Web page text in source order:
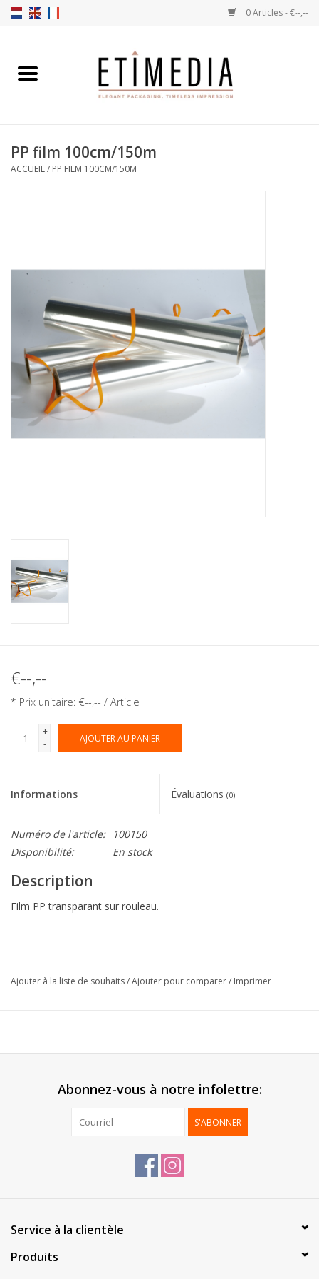
0 Articles - €--,--
Accueil
Transparantes
Articles à remplir
Fleurs & deco
Cabas
Nouveautés 2026
Catalogue: boîtes de luxe
PP film 100cm/150m
ACCUEIL/ PP FILM 100CM/150M
€--,--
* Prix unitaire: €--,-- / Article
+
-
AJOUTER AU PANIER
Informations Évaluations (0)
Numéro de l'article:
100150
Disponibilité:
En stock
Description
Film PP transparant sur rouleau.
Livré:
Sur rouleau
d'informations*
Ajouter à la liste de souhaits/Ajouter pour comparer/ Imprimer
Abonnez-vous à notre infolettre:
S'ABONNER
Service à la clientèle
Produits